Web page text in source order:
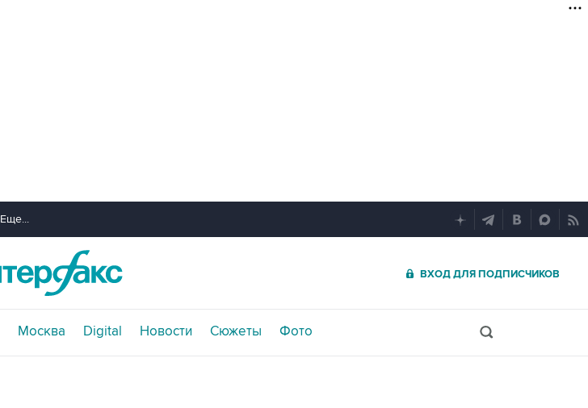
Еще...
ВХОД ДЛЯ ПОДПИСЧИКОВ
Москва Digital Новости Сюжеты Фото